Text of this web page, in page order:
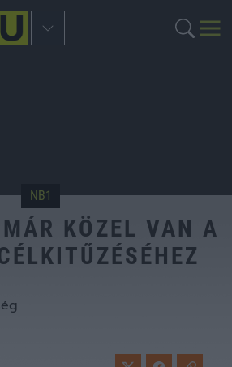
NB1
KÖZEL VAN A